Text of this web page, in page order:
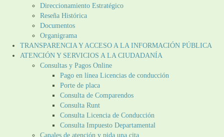
Direccionamiento Estratégico
Reseña Histórica
Documentos
Organigrama
TRANSPARENCIA Y ACCESO A LA INFORMACIÓN PÚBLICA
ATENCIÓN Y SERVICIOS A LA CIUDADANÍA
Consultas y Pagos Online
Pago en línea Licencias de conducción
Porte de placa
Consulta de Comparendos
Consulta Runt
Consulta Licencia de Conducción
Consulta Impuesto Departamental
Canales de atención y pida una cita